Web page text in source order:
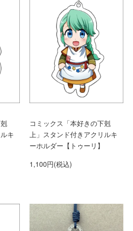
キ
コミックス「本好きの下剋
上」スタンド付きアクリルキ
ーホルダー【トゥーリ】
1,100円(税込)